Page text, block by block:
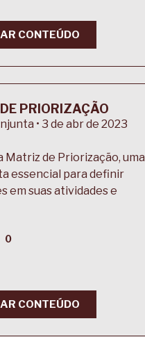
CONTEÚDO
PRIORIZAÇÃO
• 3 de abr de 2023
Matriz de Priorização, uma
essencial para definir
em suas atividades e
0
CONTEÚDO